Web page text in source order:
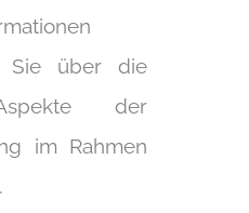
Sie über die
der
im Rahmen